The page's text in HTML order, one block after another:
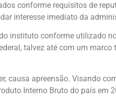
conforme requisitos de
interesse imediato da
instituto conforme utilizado
talvez até com um
causa apreensão. Visando
Interno Bruto do país em